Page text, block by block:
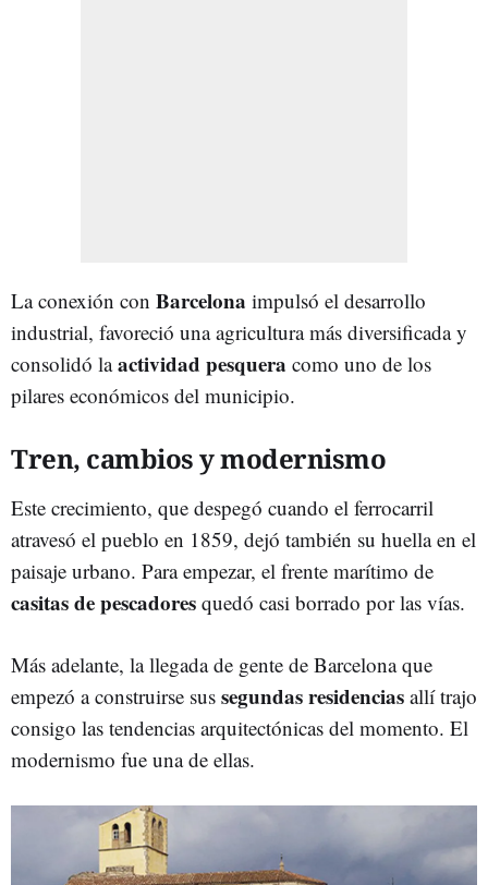
La conexión con Barcelona impulsó el desarrollo
industrial, favoreció una agricultura más diversificada y
consolidó laactividad pesquera como uno de los
pilares económicos del municipio.
Tren, cambios y modernismo
Este crecimiento, que despegó cuando el ferrocarril
atravesó el pueblo en 1859, dejó también su huella en el
paisaje urbano. Para empezar, el frente marítimo de
casitas de pescadores quedó casi borrado por las vías.
Más adelante, la llegada de gente de Barcelona que
empezó a construirse sus segundas residencias allí trajo
consigo las tendencias arquitectónicas del momento. El
modernismo fue una de ellas.